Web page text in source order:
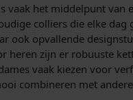
vaak het middelpunt van
colliers die elke dag
ook opvallende
heren zijn er robuuste
vaak kiezen voor
combineren met